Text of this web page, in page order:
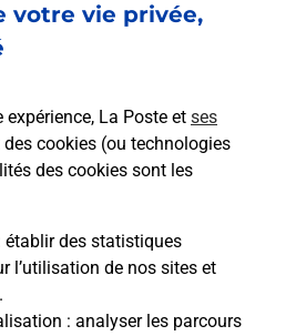
votre vie privée,
La Poste et ses
cookies (ou technologies
des cookies sont les
établir des statistiques
l’utilisation de nos sites et
: analyser les parcours
du courrier vendredi
La Poste
du courriervendredià
onglet